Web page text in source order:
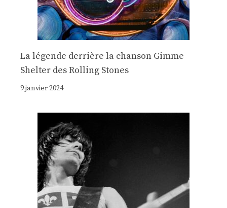
La légende derrière la chanson Gimme
Shelter des Rolling Stones
9 janvier 2024